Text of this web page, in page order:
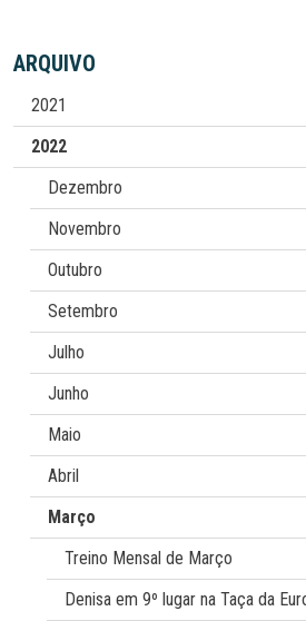
Em -57 kg, Madalena Cruz sagrou-se
conquistando a medalha de prata, e
o bronze na categoria de -70 kg. Do
participaram ainda David Paulo (-73
kg).
ARQUIVO
2021
2022
Dezembro
Novembro
Outubro
Setembro
Julho
Junho
Maio
Abril
Março
Treino Mensal de Março
Denisa em 9º lugar na Taça da